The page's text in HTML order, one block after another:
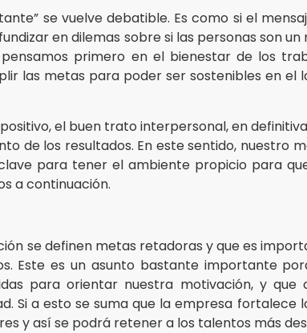
se vuelve debatible. Es como si el
en dilemas sobre si las personas son
primero en el bienestar de los
las metas para poder ser sostenibles en el
el buen trato interpersonal, en
de los resultados. En este sentido, nuestro
para tener el ambiente propicio para
a continuación.
se definen metas retadoras y que es
Este es un asunto bastante importante
para orientar nuestra motivación, y que
Si a esto se suma que la empresa fortalece
y así se podrá retener a los talentos más